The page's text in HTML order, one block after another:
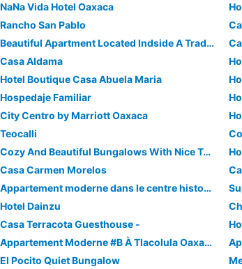
NaNa Vida Hotel Oaxaca
Rancho San Pablo
Beautiful Apartment Located Indside A Traditional House
Casa Aldama
Hotel Boutique Casa Abuela Maria
Hospedaje Familiar
City Centro by Marriott Oaxaca
Teocalli
Cozy And Beautiful Bungalows With Nice Terrace And Pool !
Casa Carmen Morelos
Appartement moderne dans le centre historique d'Oaxaca
Hotel Dainzu
Casa Terracota Guesthouse -
Appartement Moderne #B À Tlacolula Oaxaca
El Pocito Quiet Bungalow